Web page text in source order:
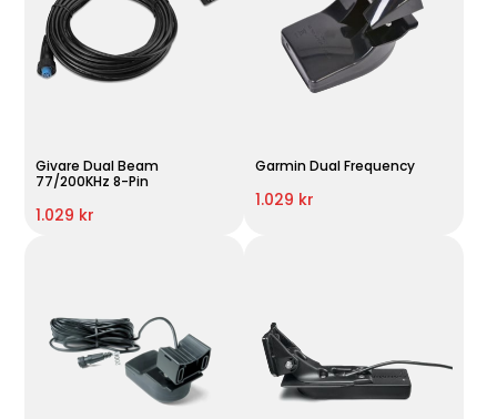
Givare Dual Beam
77/200KHz 8-Pin
1.029 kr
Garmin Dual Frequency
1.029 kr